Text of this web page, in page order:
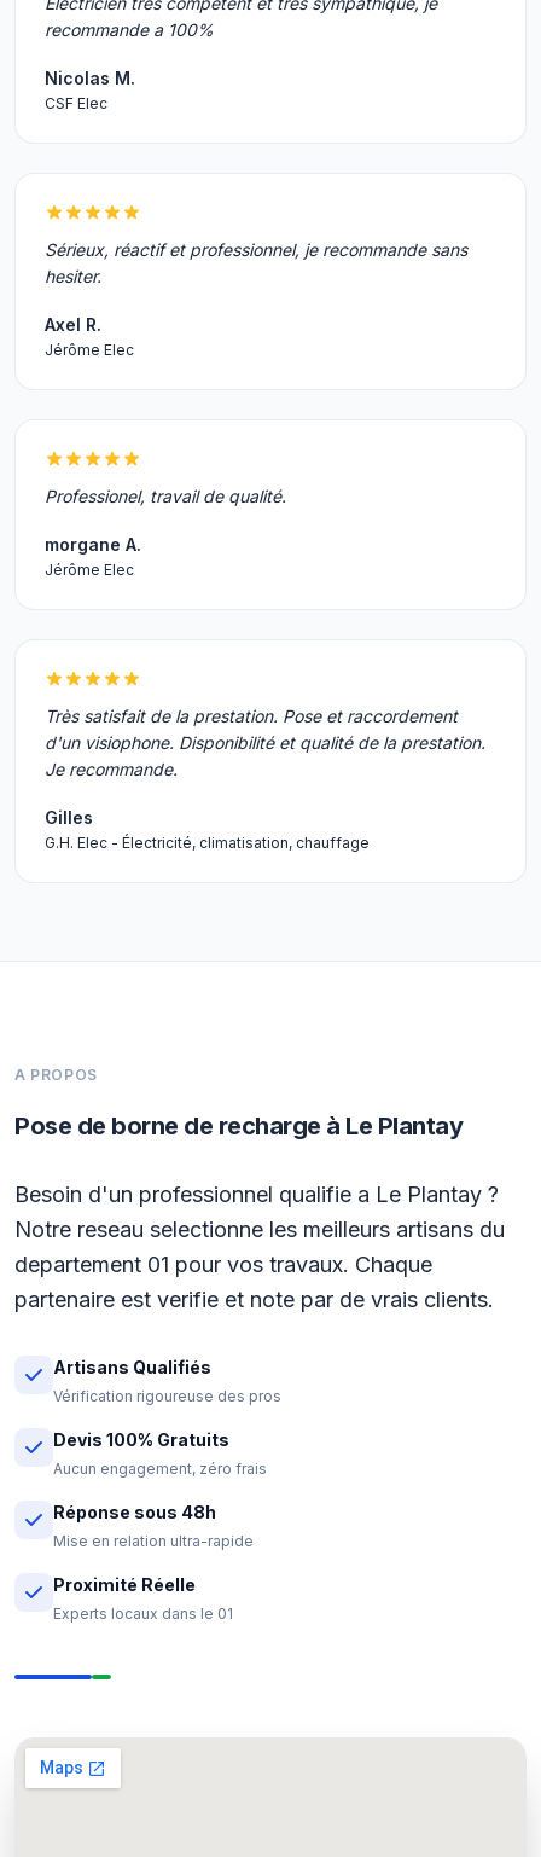
recommande a 100%
Nicolas M.
CSF Elec
Sérieux, réactif et professionnel, je recommande sans
hesiter.
Axel R.
Jérôme Elec
Professionel, travail de qualité.
morgane A.
Jérôme Elec
Très satisfait de la prestation. Pose et raccordement
d'un visiophone. Disponibilité et qualité de la prestation.
Je recommande.
Gilles
G.H. Elec - Électricité, climatisation, chauffage
A PROPOS
Pose de borne de recharge à Le Plantay
Besoin d'un professionnel qualifie a Le Plantay ?
Notre reseau selectionne les meilleurs artisans du
departement 01 pour vos travaux. Chaque
partenaire est verifie et note par de vrais clients.
Artisans Qualifiés
Vérification rigoureuse des pros
Devis 100% Gratuits
Aucun engagement, zéro frais
Réponse sous 48h
Mise en relation ultra-rapide
Proximité Réelle
Experts locaux dans le 01